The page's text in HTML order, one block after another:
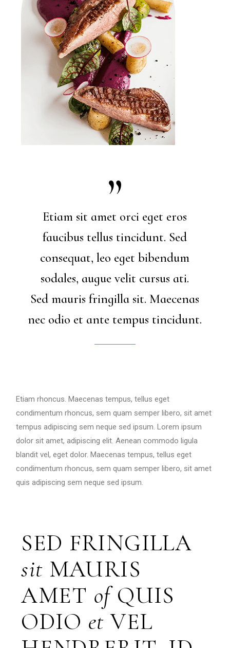
Etiam sit amet orci eget eros
faucibus tellus tincidunt. Sed
consequat, leo eget bibendum
sodales, augue velit cursus ati.
Sed mauris fringilla sit. Maecenas
nec odio et ante tempus tincidunt.
Etiam rhoncus. Maecenas tempus, tellus eget
condimentum rhoncus, sem quam semper libero, sit amet
tempus adipiscing sem neque sed ipsum. Lorem ipsum
dolor sit amet, adipiscing elit. Aenean commodo ligula
blandit vel, eget dolor. Maecenas tempus, tellus eget
condimentum rhoncus, sem quam semper libero, sit amet
quis adipiscing sem neque sed ipsum.
SED FRINGILLA
sit MAURIS
AMET ofQUIS
ODIO et VEL